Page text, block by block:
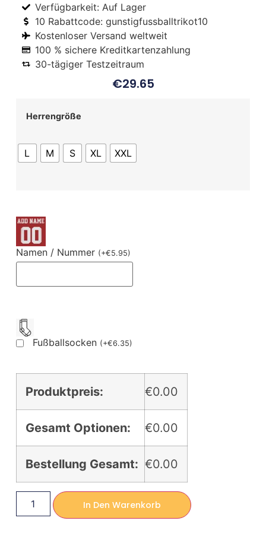
Verfügbarkeit: Auf Lager
10 Rabattcode: gunstigfussballtrikot10
Kostenloser Versand weltweit
100 % sichere Kreditkartenzahlung
30-tägiger Testzeitraum
€29.65
Herrengröße
L M S XL XXL
Namen / Nummer (+€5.95)
Fußballsocken (+€6.35)
Produktpreis: €0.00
Gesamt Optionen: €0.00
Bestellung Gesamt: €0.00
In Den Warenkorb